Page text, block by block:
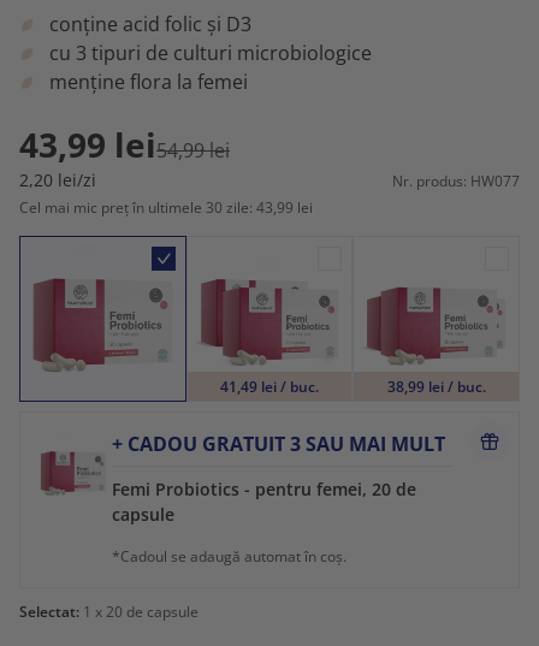
conține acid folic și D3
cu 3 tipuri de culturi microbiologice
menține flora la femei
43,99 lei54,99 lei
2,20 lei/zi
Nr. produs: HW077
Cel mai mic preț în ultimele 30 zile: 43,99 lei
41,49 lei / buc. 38,99 lei / buc.
+ CADOU GRATUIT 3 SAU MAI MULT
Femi Probiotics - pentru femei, 20 de
capsule
*Cadoul se adaugă automat în coș.
Selectat: 1 x 20 de capsule